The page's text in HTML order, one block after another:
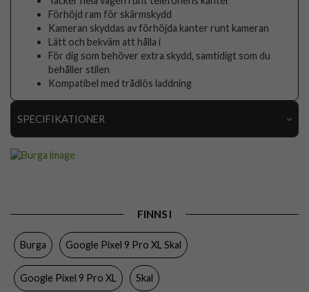
Förhöjd ram för skärmskydd
Kameran skyddas av förhöjda kanter runt kameran
Lätt och bekväm att hålla i
För dig som behöver extra skydd, samtidigt som du
behåller stilen
Kompatibel med trådlös laddning
SPECIFIKATIONER
Material Hårdplast (PC), Mjukplast (TPU)
FINNS I
Burga Google Pixel 9 Pro XL Skal
Google Pixel 9 Pro XL Skal